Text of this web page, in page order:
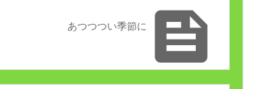

あつつつい季節に